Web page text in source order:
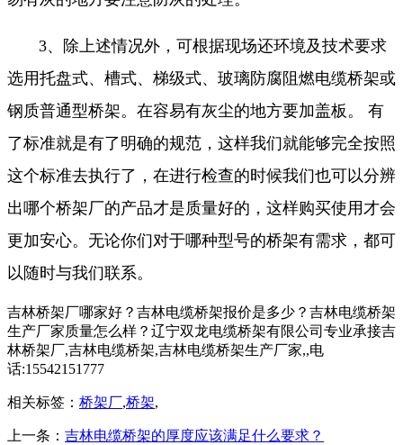
3、除上述情况外，可根据现场还环境及技术要求
选用托盘式、槽式、梯级式、玻璃防腐阻燃电缆桥架或
钢质普通型桥架。在容易有灰尘的地方要加盖板。 有
了标准就是有了明确的规范，这样我们就能够完全按照
这个标准去执行了，在进行检查的时候我们也可以分辨
出哪个桥架厂的产品才是质量好的，这样购买使用才会
更加安心。无论你们对于哪种型号的桥架有需求，都可
以随时与我们联系。
吉林桥架厂哪家好？吉林电缆桥架报价是多少？吉林电缆桥架
生产厂家质量怎么样？辽宁双龙电缆桥架有限公司专业承接吉
林桥架厂,吉林电缆桥架,吉林电缆桥架生产厂家,,电
话:15542151777
相关标签： 桥架厂,桥架,
上一条： 吉林电缆桥架的厚度应该满足什么要求？